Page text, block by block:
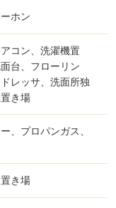
ホン
コン、洗濯機置
台、フローリン
レッサ、洗面所独
き場
、プロパンガス、
き場